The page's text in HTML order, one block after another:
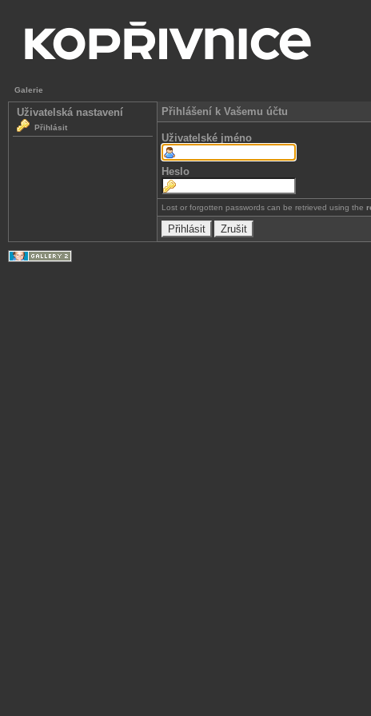
Galerie
Uživatelská nastavení
Přihlásit
Přihlášení k Vašemu účtu
Uživatelské jméno
Heslo
Lost or forgotten passwords can be retrieved using the